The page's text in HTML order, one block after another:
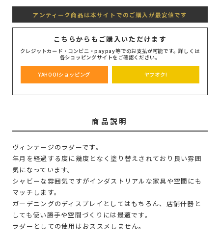
アンティーク商品は本サイトでのご購入が最安値です
こちらからもご購入いただけます
クレジットカード・コンビニ・paypay等でのお支払が可能です。詳しくは
各ショッピングサイトをご確認ください。
YAHOO!ショッピング ヤフオク!
商品説明
ヴィンテージのラダーです。
年月を経過する度に幾度となく塗り替えされており良い雰囲
気になっています。
シャビーな雰囲気ですがインダストリアルな家具や空間にも
マッチします。
ガーデニングのディスプレイとしてはもちろん、店舗什器と
しても使い勝手や空間づくりには最適です。
ラダーとしての使用はおススメしません。